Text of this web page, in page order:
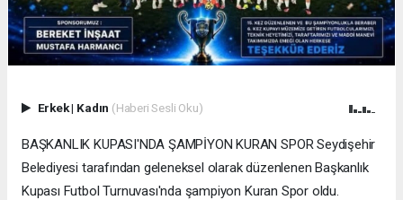
Erkek| Kadın (Haberi Sesli Oku)
BAŞKANLIK KUPASI'NDA ŞAMPİYON KURAN SPOR Seydişehir
Belediyesi tarafından geleneksel olarak düzenlenen Başkanlık
Kupası Futbol Turnuvası'nda şampiyon Kuran Spor oldu.